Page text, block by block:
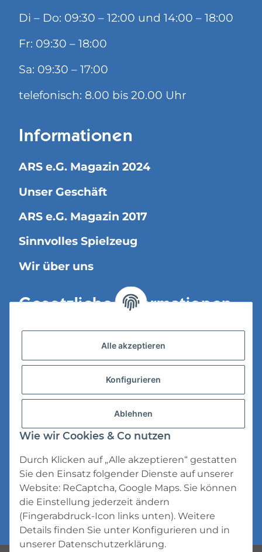
Di – Do: 09:30 – 12:00 und 14:00 – 18:00
Fr: 09:30 – 18:00
Sa: 09:30 – 17:00
telefonisch: 8.00 bis 20.00 Uhr
Informationen
ARS e.G. Magazin 2024
Unser Geschäft
ARS e.G. Magazin 2017
Sinnvolles Spielzeug
Wir über uns
Gesetzliche Informationen
Versandinformationen
Datenschutz
Impressum
* Alle Preise inkl. gesetzlicher USt., zzgl.
Versand
Alle akzeptieren
Konfigurieren
Ablehnen
Wie wir Cookies & Co nutzen
Durch Klicken auf „Alle akzeptieren“ gestatten
Sie den Einsatz folgender Dienste auf unserer
Website: ReCaptcha, Google Maps. Sie können
die Einstellung jederzeit ändern
(Fingerabdruck-Icon links unten). Weitere
Details finden Sie unter Konfigurieren und in
unserer Datenschutzerklärung.